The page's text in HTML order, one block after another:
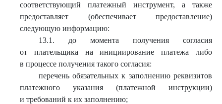
соответствующий платежный инструмент, а также
предоставляет (обеспечивает предоставление)
следующую информацию:
13.1. до момента получения согласия
от плательщика на инициирование платежа либо
в процессе получения такого согласия:
перечень обязательных к заполнению реквизитов
платежного указания (платежной инструкции)
и требований к их заполнению;